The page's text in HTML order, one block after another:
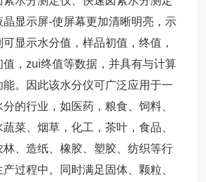
显示屏-使屏幕更加清晰明亮，示
显示水分值，样品初值，终值，
，zui终值等数据，并具有与计算
。因此该水分仪可广泛应用于一
的行业，如医药，粮食、饲料、
菜、烟草，化工，茶叶，食品、
林、造纸、橡胶、塑胶、纺织等行
过程中。同时满足固体、颗粒、